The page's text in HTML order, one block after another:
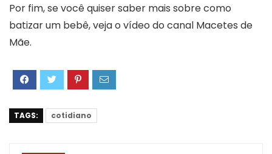
Por fim, se você quiser saber mais sobre como
batizar um bebê, veja o vídeo do canal Macetes de
Mãe.
TAGS: cotidiano